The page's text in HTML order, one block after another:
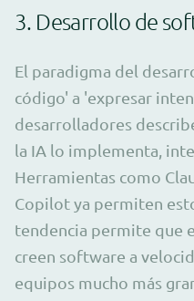
3. Desarrollo de
El paradigma del
código' a 'expresar
desarrolladores
la IA lo implementa,
Herramientas como
Copilot ya permiten
tendencia permite que
creen software a
equipos mucho más